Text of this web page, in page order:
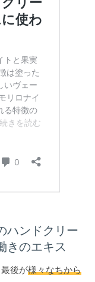
ハンドクリー
のエキス
後が様々なちから